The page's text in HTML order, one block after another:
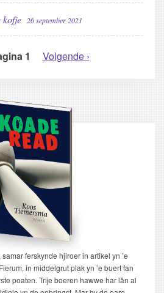
kofje 26 september 2021
1
Volgende
Volgende ›
ferskynde hjiroer in artikel yn ’e
in middelgrut plak yn ’e buert fan
poaten. Trije boeren hawwe har lân al